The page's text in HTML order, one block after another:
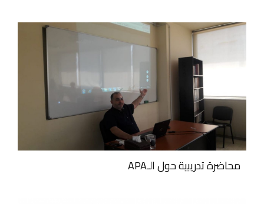
محاضرة تدريبية حول الـAPA